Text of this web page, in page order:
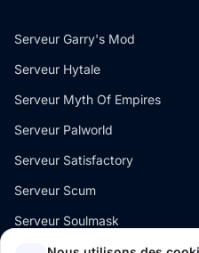
Serveur Garry's Mod
Serveur Hytale
Serveur Myth Of Empires
Serveur Palworld
Serveur Satisfactory
Serveur Scum
Serveur Soulmask